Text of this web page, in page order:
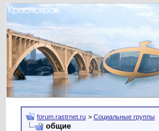
forum.rastrnet.ru > Социальные группы
общие